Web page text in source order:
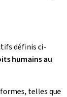
définis ci-
humains au
telles que